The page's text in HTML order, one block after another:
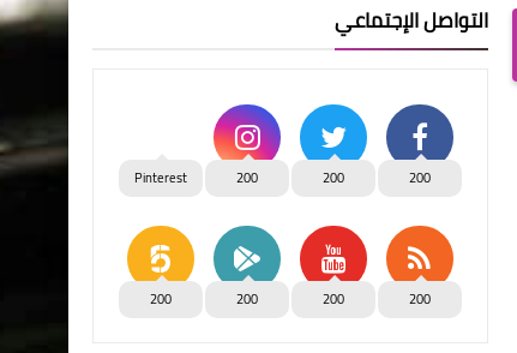
التواصل الإجتماعي
200
200
200
Pinterest
200
200
200
200